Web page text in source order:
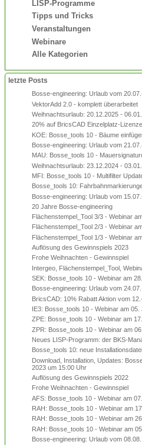
LISP-Programme
Tipps und Tricks
Veranstaltungen
Webinare
Alle Kategorien
letzte Posts
Bosse-engineering: Urlaub vom
VektorAdd 2.0 - komplett überarbeitet
Weihnachtsurlaub: 20.12.2025 -
20% auf BricsCAD Einzelplatz-
KOE: Bosse_tools 10 - Bäume
Bosse-engineering: Urlaub vom
MAU: Bosse_tools 10 -
Weihnachtsurlaub: 23.12.2024 -
MFI: Bosse_tools 10 - Multifilter
Bosse_tools 10:
Bosse-engineering: Urlaub vom
20 Jahre Bosse-engineering
Flächenstempel_Tool 3/3 - Webinar
Flächenstempel_Tool 2/3 - Webinar
Flächenstempel_Tool 1/3 - Webinar
Auflösung des Gewinnspiels 2023
Frohe Weihnachten - Gewinnspiel
Intergeo, Flächenstempel_Tool,
SEK: Bosse_tools 10 - Webinar am
Bosse-engineering: Urlaub vom
BricsCAD: 10% Rabatt Aktion vom
IE3: Bosse_tools 10 - Webinar am
ZPE: Bosse_tools 10 - Webinar am
ZPR: Bosse_tools 10 - Webinar am
Neues LISP-Programm: der BKS-
Bosse_tools 10: neue Installationsdatei
Download, Installation, Updates:
2023 um 15:00 Uhr
Auflösung des Gewinnspiels 2022
Frohe Weihnachten - Gewinnspiel
AFS: Bosse_tools 10 - Webinar am
RAH: Bosse_tools 10 - Webinar am
RAH: Bosse_tools 10 - Webinar am
RAH: Bosse_tools 10 - Webinar am
Bosse-engineering: Urlaub vom